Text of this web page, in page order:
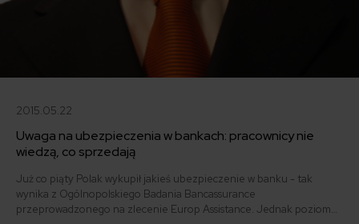
2015.05.22
Uwaga na ubezpieczenia w bankach: pracownicy nie
wiedzą, co sprzedają
Już co piąty Polak wykupił jakieś ubezpieczenie w banku - tak
wynika z Ogólnopolskiego Badania Bancassurance
przeprowadzonego na zlecenie Europ Assistance. Jednak poziom